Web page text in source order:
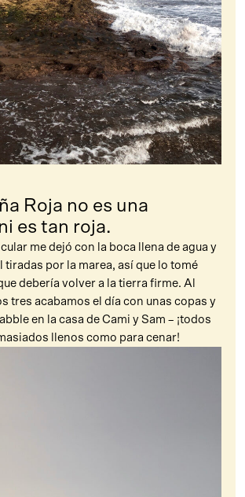
Roja no es una
es tan roja.
me dejó con la boca llena de agua y
tiradas por la marea, así que lo tomé
debería volver a la tierra firme. Al
tres acabamos el día con unas copas y
en la casa de Cami y Sam – ¡todos
llenos como para cenar!